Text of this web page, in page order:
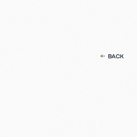
BACK